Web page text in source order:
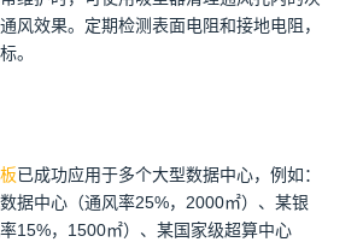
风效果。定期检测表面电阻和接地电阻，
。
已成功应用于多个大型数据中心，例如：
据中心（通风率25%，2000㎡）、某银
15%，1500㎡）、某国家级超算中心